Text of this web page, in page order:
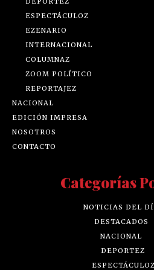
ESPECTÁCULOZ
EZENARIO
INTERNACIONAL
COLUMNAZ
ZOOM POLÍTICO
REPORTAJEZ
NACIONAL
EDICIÓN IMPRESA
NOSOTROS
CONTACTO
Categorías
NOTICIAS DEL
DESTACADOS
NACIONAL
DEPORTEZ
ESPECTÁCULOZ